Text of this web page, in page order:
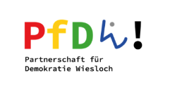
Inhalt
springen